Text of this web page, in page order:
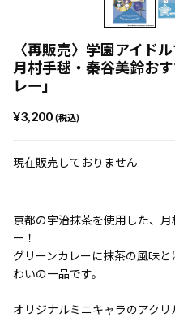
〈再販売〉学園アイド
月村手毬・秦谷美鈴お
レー」
¥3,200 (税込)
現在販売しておりません
京都の宇治抹茶を使用した、
ー！
グリーンカレーに抹茶の風味
わいの一品です。
オリジナルミニキャラのアクリ